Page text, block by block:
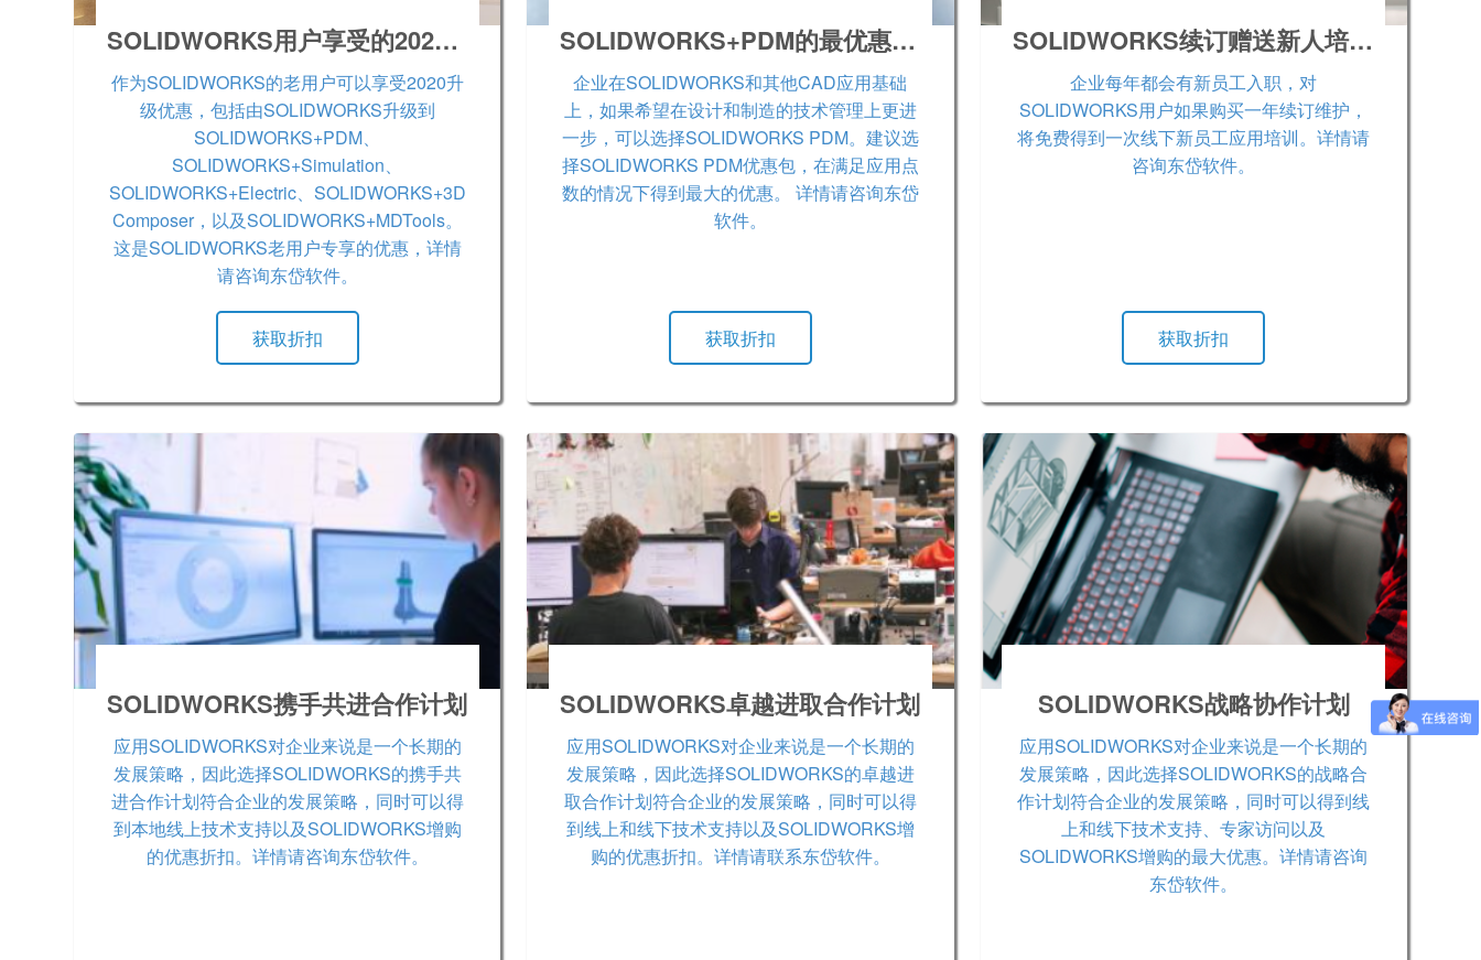
SOLIDWORKS用户享受的2021升级优惠
作为SOLIDWORKS的老用户可以享受2020升
级优惠，包括由SOLIDWORKS升级到
SOLIDWORKS+PDM、
SOLIDWORKS+Simulation、
SOLIDWORKS+Electric、SOLIDWORKS+3D
Composer，以及SOLIDWORKS+MDTools。
这是SOLIDWORKS老用户专享的优惠，详情
请咨询东岱软件。
获取折扣
SOLIDWORKS+PDM的最优惠打包计划
企业在SOLIDWORKS和其他CAD应用基础
上，如果希望在设计和制造的技术管理上更进
一步，可以选择SOLIDWORKS PDM。建议选
择SOLIDWORKS PDM优惠包，在满足应用点
数的情况下得到最大的优惠。 详情请咨询东岱
软件。
获取折扣
SOLIDWORKS续订赠送新人培训计划
企业每年都会有新员工入职，对
SOLIDWORKS用户如果购买一年续订维护，
将免费得到一次线下新员工应用培训。详情请
咨询东岱软件。
获取折扣
SOLIDWORKS携手共进合作计划
应用SOLIDWORKS对企业来说是一个长期的
发展策略，因此选择SOLIDWORKS的携手共
进合作计划符合企业的发展策略，同时可以得
到本地线上技术支持以及SOLIDWORKS增购
的优惠折扣。详情请咨询东岱软件。
SOLIDWORKS卓越进取合作计划
应用SOLIDWORKS对企业来说是一个长期的
发展策略，因此选择SOLIDWORKS的卓越进
取合作计划符合企业的发展策略，同时可以得
到线上和线下技术支持以及SOLIDWORKS增
购的优惠折扣。详情请联系东岱软件。
SOLIDWORKS战略协作计划
应用SOLIDWORKS对企业来说是一个长期的
发展策略，因此选择SOLIDWORKS的战略合
作计划符合企业的发展策略，同时可以得到线
上和线下技术支持、专家访问以及
SOLIDWORKS增购的最大优惠。详情请咨询
东岱软件。